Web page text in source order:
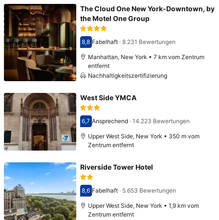
The Cloud One New York-Downtown, by
the Motel One Group
Bewertet mit 8,8
8,8 Fabelhaft· 8.231 Bewertungen
Manhattan, New York • 7 km vom Zentrum
entfernt
Nachhaltigkeitszertifizierung
West Side YMCA
Bewertet mit 6,7
6,7 Ansprechend· 14.223 Bewertungen
Upper West Side, New York • 350 m vom
Zentrum entfernt
Riverside Tower Hotel
Bewertet mit 8,6
8,6 Fabelhaft· 5.653 Bewertungen
Upper West Side, New York • 1,9 km vom
Zentrum entfernt